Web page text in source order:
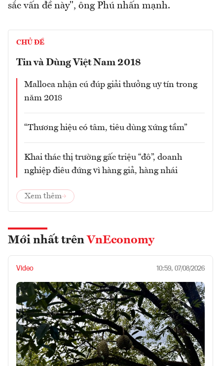
sắc vấn đề này", ông Phú nhấn mạnh.
CHỦ ĐỀ
Tin và Dùng Việt Nam 2018
Malloca nhận cú đúp giải thưởng uy tín trong
năm 2018
“Thương hiệu có tâm, tiêu dùng xứng tầm”
Khai thác thị trường gấc triệu “đô”, doanh
nghiệp điêu đứng vì hàng giả, hàng nhái
Xem thêm
Mới nhất trên VnEconomy
Video 10:59, 07/08/2026